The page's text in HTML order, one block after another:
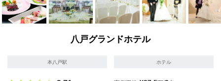
八戸グランドホテル
本八戸駅 ホテル